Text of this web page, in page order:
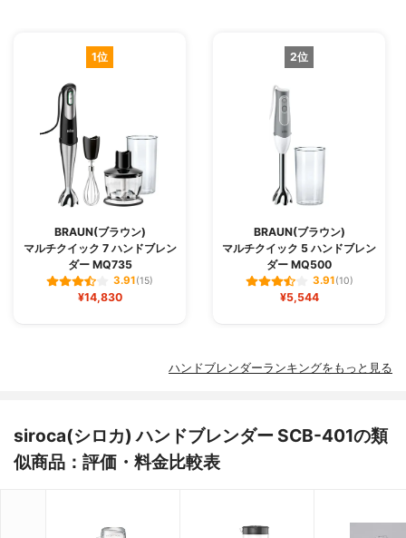
1位
BRAUN(ブラウン)
マルチクイック 7 ハンドブレン
ダー MQ735
3.91(15)
¥14,830
2位
BRAUN(ブラウン)
マルチクイック 5 ハンドブレン
ダー MQ500
3.91(10)
¥5,544
ハンドブレンダーランキングをもっと見る
siroca(シロカ) ハンドブレンダー SCB-401の類
似商品：評価・料金比較表